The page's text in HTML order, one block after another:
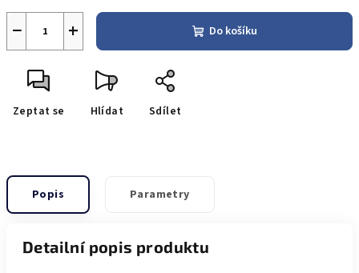
+
− Do košíku
Zeptat se Hlídat Sdílet
Popis Parametry
Detailní popis produktu